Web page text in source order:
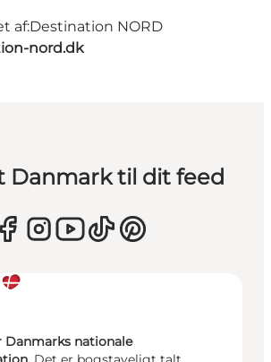
af:Destination NORD
nord.dk
Danmark til dit feed
nationale